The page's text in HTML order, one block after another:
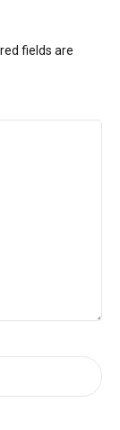
fields are